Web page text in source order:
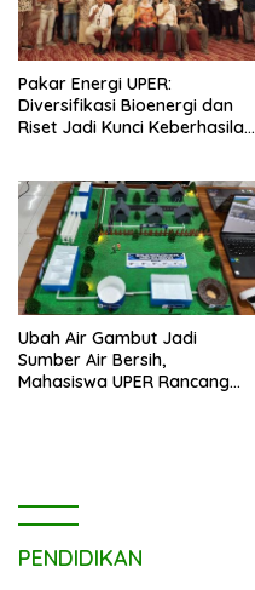
Pakar Energi UPER:
Diversifikasi Bioenergi dan
Riset Jadi Kunci Keberhasilan
Ubah Air Gambut Jadi
Sumber Air Bersih,
Mahasiswa UPER Rancang
PENDIDIKAN